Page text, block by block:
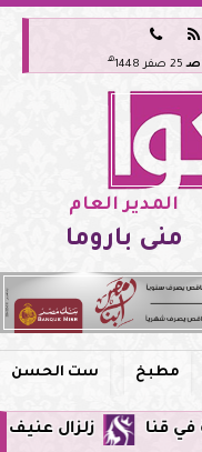


25 صفر 1448 هـ
المدير العام
منى باروما
مطبخ ست الحسن
زلزال عنيف بقوة 7 درجات يضرب سواحل الفلبين وحزام النار يهتز من جديد